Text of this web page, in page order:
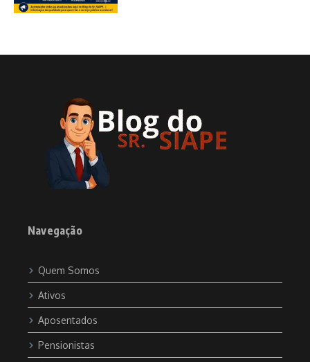
Navegação
Quem Somos
Ativos
Aposentados
Pensionistas